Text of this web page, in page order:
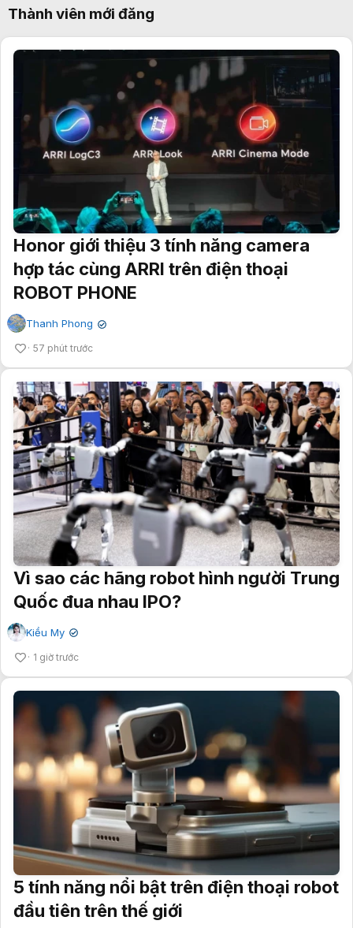
Thành viên mới đăng
Honor giới thiệu 3 tính năng camera
hợp tác cùng ARRI trên điện thoại
ROBOT PHONE
Thanh Phong ✔
57 phút trước
Vì sao các hãng robot hình người Trung
Quốc đua nhau IPO?
Kiều My ✔
1 giờ trước
5 tính năng nổi bật trên điện thoại robot
đầu tiên trên thế giới